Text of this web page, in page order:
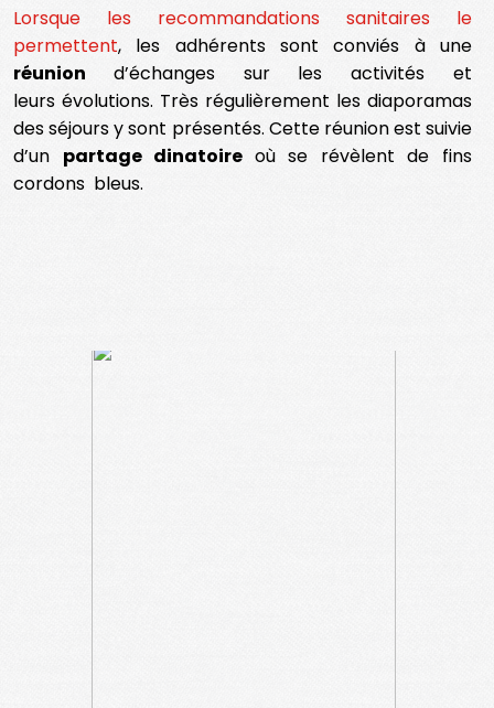
Lorsque les recommandations sanitaires le
permettent, les adhérents sont conviés à une
réunion d’échanges sur les activités et
leurs évolutions. Très régulièrement les diaporamas
des séjours y sont présentés. Cette réunion est suivie
d’un partage dinatoire où se révèlent de fins
cordons bleus.